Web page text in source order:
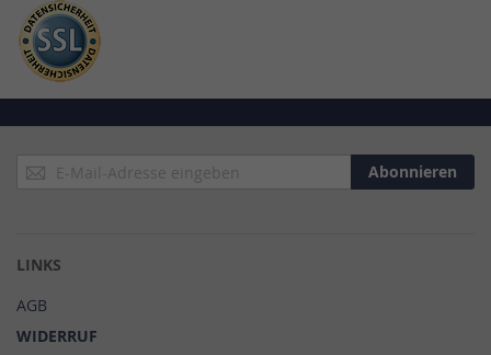
Anmeldung
zum
Abonnieren
LINKS
AGB
WIDERRUF